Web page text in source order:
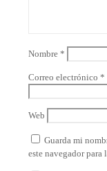
Nombre *
Correo electrónico *
Web
Guarda mi
este navegador